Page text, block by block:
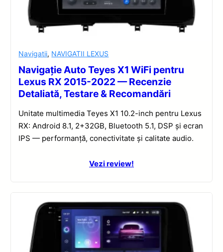
Navigatii, NAVIGATII LEXUS
Navigație Auto Teyes X1 WiFi pentru
Lexus RX 2015-2022 — Recenzie
Detaliată, Testare & Recomandări
Unitate multimedia Teyes X1 10.2-inch pentru Lexus
RX: Android 8.1, 2+32GB, Bluetooth 5.1, DSP și ecran
IPS — performanță, conectivitate și calitate audio.
Vezi review!